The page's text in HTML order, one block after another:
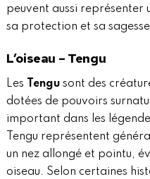
peuvent aussi
sa protection et sa
L’oiseau – Tengu
Les Tengusont des
dotées de pouvoirs
important dans les
Tengu représentent
un nez allongé et pointu,
oiseau. Selon certaines